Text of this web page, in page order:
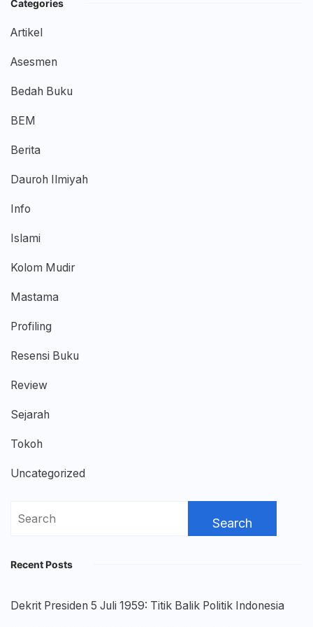
Categories
Artikel
Asesmen
Bedah Buku
BEM
Berita
Dauroh Ilmiyah
Info
Islami
Kolom Mudir
Mastama
Profiling
Resensi Buku
Review
Sejarah
Tokoh
Uncategorized
Search
Recent Posts
Dekrit Presiden 5 Juli 1959: Titik Balik Politik Indonesia